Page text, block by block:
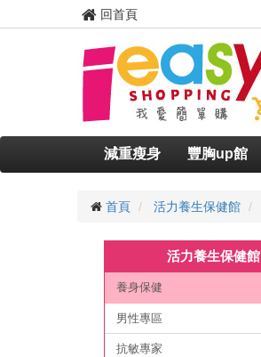
回首頁
減重瘦身 豐胸up館
首頁 活力養生保健館
活力養生保健館
養身保健
男性專區
抗敏專家